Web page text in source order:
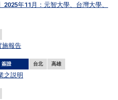
2025年11月：元智大學、台灣大學、
報告
簽證 台北 高雄
之説明